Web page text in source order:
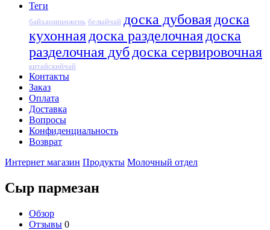
Теги
байхаоиньчжень белыйчай доска дубовая доска
кухонная доска разделочная доска
разделочная дуб доска сервировочная
китайскийчай
Контакты
Заказ
Оплата
Доставка
Вопросы
Конфиденциальность
Возврат
Интернет магазин Продукты Молочный отдел
Сыр пармезан
Обзор
Отзывы 0